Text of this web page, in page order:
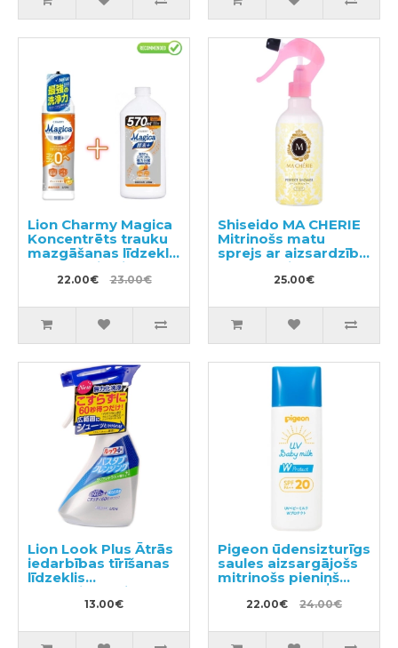
Lion Charmy Magica
Koncentrēts trauku
mazgāšanas līdzeklis
220ml + pildviela
570ml22.00€ 23.00€
Shiseido MA CHERIE
Mitrinošs matu
sprejs ar aizsardzību
pret termisku
iedarbību 250ml
25.00€
Lion Look Plus Ātrās
iedarbības tīrīšanas
līdzeklis
vannasistabai ar
citrusaugļu aromātu
13.00€
Pigeon ūdensizturīgs
saules aizsargājošs
mitrinošs pieniņš
22.00€ 24.00€